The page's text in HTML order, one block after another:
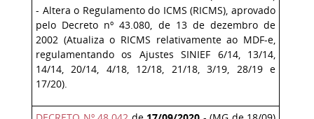
- Altera o Regulamento do ICMS (RICMS), aprovado
pelo Decreto nº 43.080, de 13 de dezembro de
2002 (Atualiza o RICMS relativamente ao MDF-e,
regulamentando os Ajustes SINIEF 6/14, 13/14,
14/14, 20/14, 4/18, 12/18, 21/18, 3/19, 28/19 e
17/20).